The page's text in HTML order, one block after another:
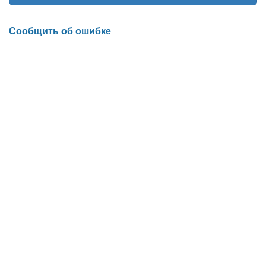
Сообщить об ошибке